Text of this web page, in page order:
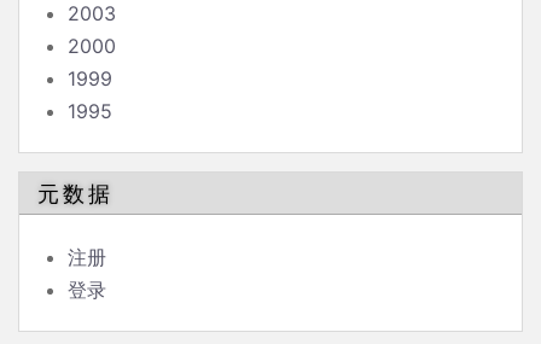
2003
2000
1999
1995
元数据
注册
登录